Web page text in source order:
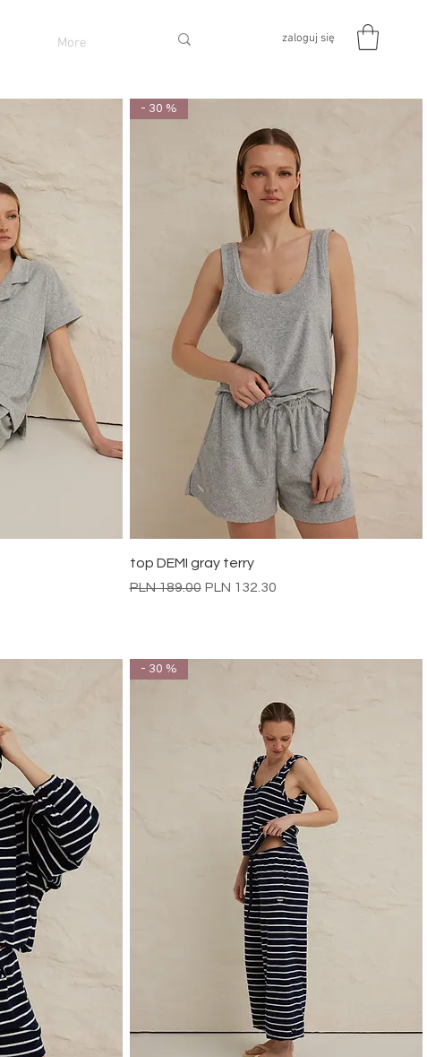
More zaloguj się
Quick View
- 30 %
top DEMI gray terry
Regular Price
PLN 189.00 Sale Price
PLN 132.30
- 30 %